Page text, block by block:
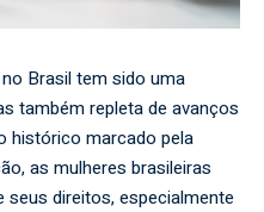
Brasil tem sido uma
também repleta de avanços
histórico marcado pela
as mulheres brasileiras
direitos, especialmente